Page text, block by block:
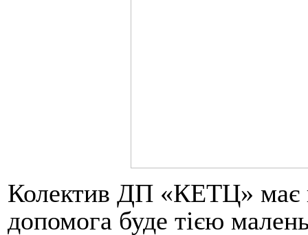
Колектив ДП «КЕТЦ» має
допомога буде тією